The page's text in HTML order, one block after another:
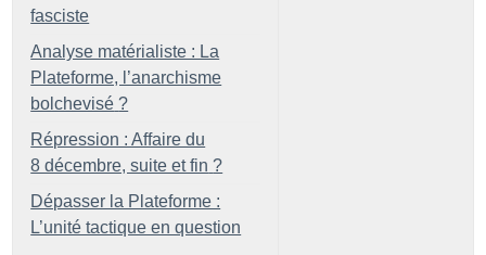
fasciste
Analyse matérialiste : La
Plateforme, l’anarchisme
bolchevisé ?
Répression : Affaire du
8 décembre, suite et fin ?
Dépasser la Plateforme :
L’unité tactique en question